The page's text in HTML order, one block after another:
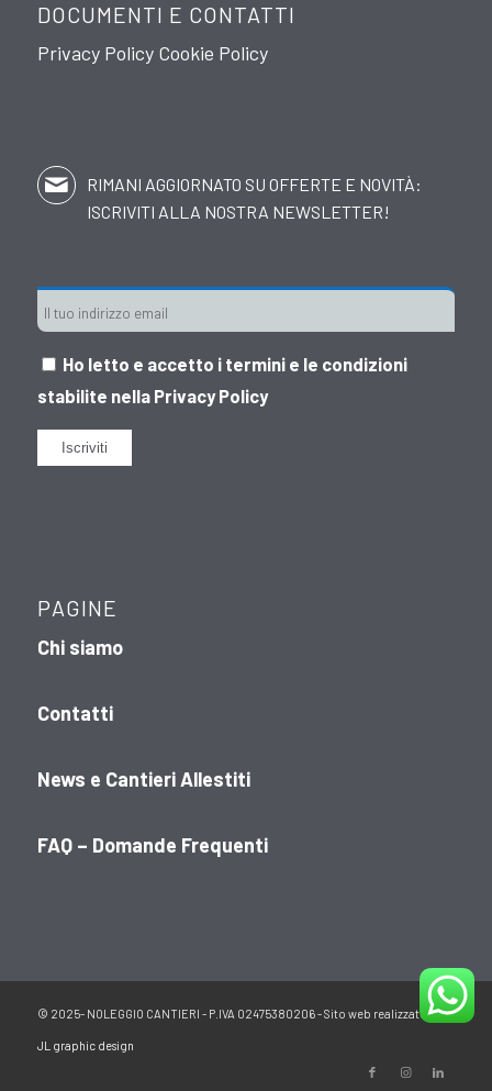
DOCUMENTI E CONTATTI
Privacy Policy Cookie Policy
RIMANI AGGIORNATO SU OFFERTE E NOVITÀ:
ISCRIVITI ALLA NOSTRA NEWSLETTER!
Ho letto e accetto i termini e le condizioni
stabilite nella Privacy Policy
PAGINE
Chi siamo
Contatti
News e Cantieri Allestiti
FAQ – Domande Frequenti
© 2025- NOLEGGIO CANTIERI - P.IVA 02475380206 - Sito web realizzato da:
JL graphic design